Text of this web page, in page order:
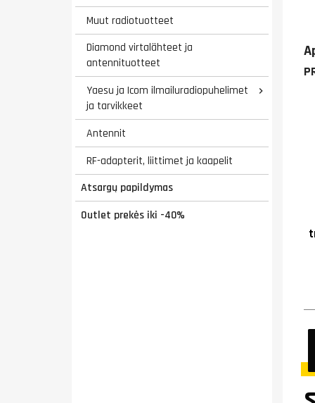
Muut radiotuotteet
Diamond virtalähteet ja
antennituotteet
Yaesu ja Icom ilmailuradiopuhelimet
ja tarvikkeet

Antennit
RF-adapterit, liittimet ja kaapelit
Atsargų papildymas
Outlet prekės iki -40%